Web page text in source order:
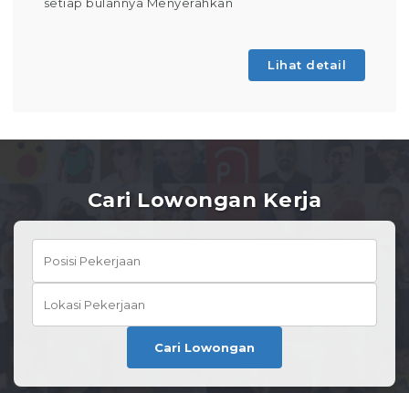
Lihat detail
Cari Lowongan Kerja
Cari Lowongan